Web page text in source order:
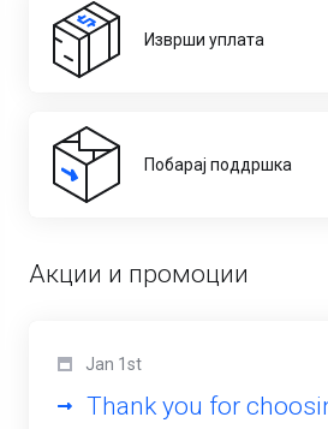
Изврши уплата
Побарај поддршка
Акции и промоции
Jan 1st
Thank you for